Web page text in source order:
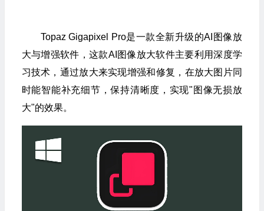
Topaz Gigapixel Pro是一款全新升级的AI图像放
大与增强软件，这款AI图像放大软件主要利用深度学
习技术，通过放大来实现增强和修复，在放大图片同
时能智能补充细节，保持清晰度，实现"图像无损放
大"的效果。